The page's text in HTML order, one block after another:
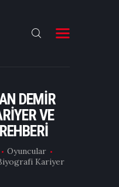
DEMIR
VE
Oyuncular
Kariyer